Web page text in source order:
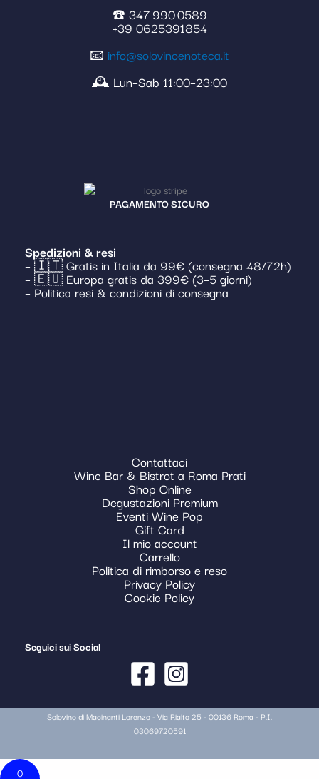
☎️ 347 990 0589
+39 0625391854
📧 info@solovinoenoteca.it
🕰️ Lun–Sab 11:00–23:00
PAGAMENTO SICURO
Spedizioni & resi
– 🇮🇹 Gratis in Italia da 99€ (consegna 48/72h)
– 🇪🇺 Europa gratis da 399€ (3–5 giorni)
– Politica resi & condizioni di consegna
Contattaci
Wine Bar & Bistrot a Roma Prati
Shop Online
Degustazioni Premium
Eventi Wine Pop
Gift Card
Il mio account
Carrello
Politica di rimborso e reso
Privacy Policy
Cookie Policy
Seguici sui Social
Solovino di Macinanti Lorenzo - Via Rialto 25 - 00136 Roma - P.I.
03069720591
0